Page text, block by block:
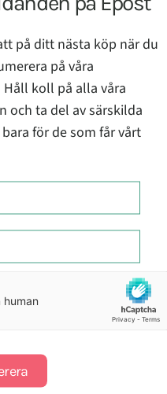
med. När man är ute
bra pannlampa gör det
kan man springa
att du syns bra.
på morgonen blir
pandikulering.
på ditt nästa köp när du
på våra
koll på alla våra
och ta del av särskilda
för de som får vårt